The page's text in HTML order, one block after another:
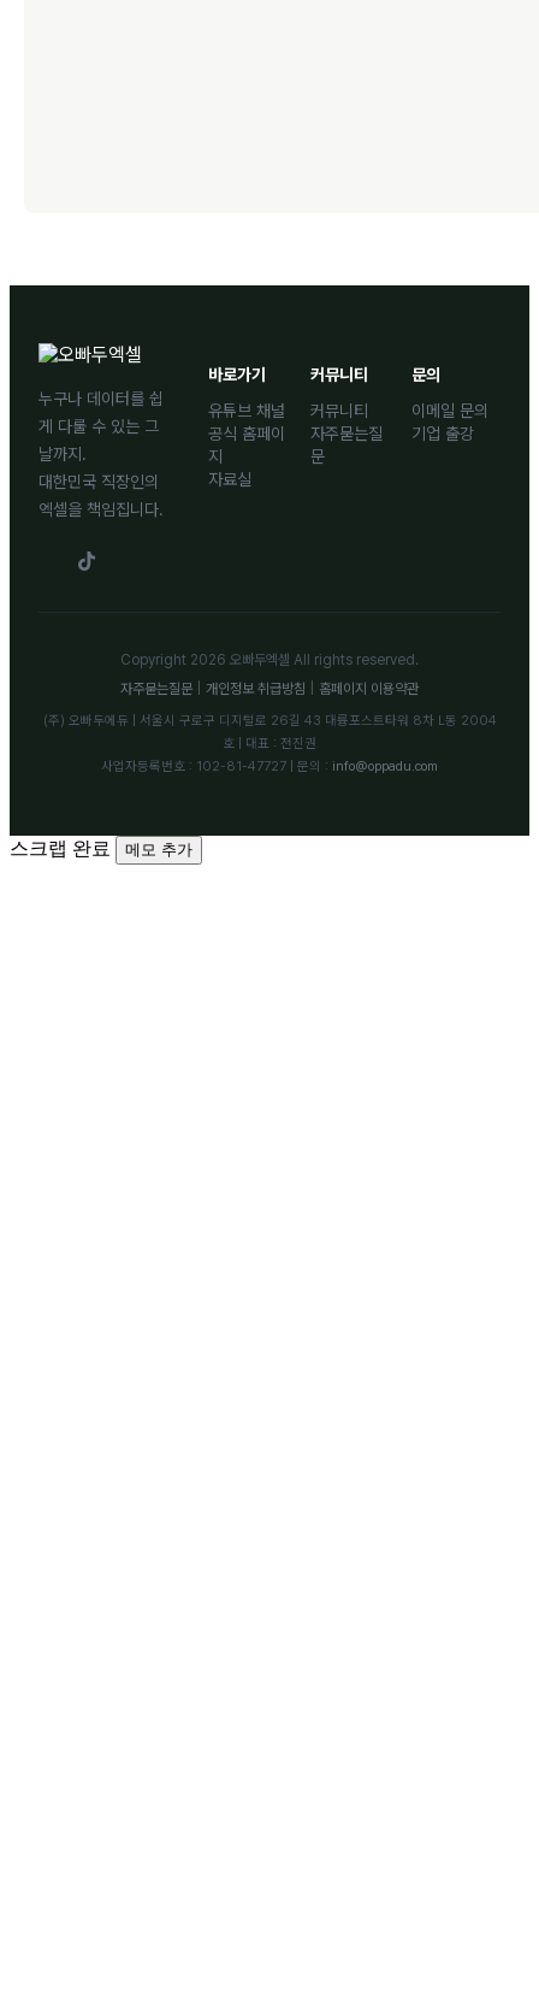
누구나 데이터를 쉽
게 다룰 수 있는 그
날까지.
대한민국 직장인의
엑셀을 책임집니다.
바로가기
유튜브 채널
공식 홈페이
지
자료실
커뮤니티
커뮤니티
자주묻는질
문
문의
이메일 문의
기업 출강
Copyright 2026 오빠두엑셀 All rights reserved.
자주묻는질문
개인정보 취급방침 홈페이지 이용약관
(주) 오빠두에듀 | 서울시 구로구 디지털로 26길 43 대륭포스트타워 8차 L동 2004
호 | 대표 : 전진권
사업자등록번호 : 102-81-47727 | 문의 : info@oppadu.com
스크랩 완료 메모 추가